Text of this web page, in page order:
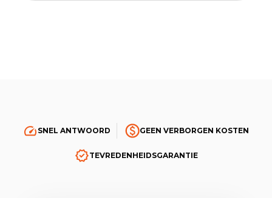
SNEL ANTWOORD GEEN VERBORGEN KOSTEN
TEVREDENHEIDSGARANTIE